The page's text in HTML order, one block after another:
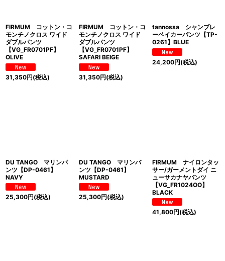
FIRMUM コットン・コ
モンチノクロス ワイド
ダブルパンツ
【VG_FR0701PF】
OLIVE
31,350円(税込)
FIRMUM コットン・コ
モンチノクロス ワイド
ダブルパンツ
【VG_FR0701PF】
SAFARI BEIGE
31,350円(税込)
tannossa シャンブレ
ーベイカーパンツ【TP-
0261】BLUE
24,200円(税込)
DU TANGO マリンパ
ンツ【DP-0461】
NAVY
25,300円(税込)
DU TANGO マリンパ
ンツ【DP-0461】
MUSTARD
25,300円(税込)
FIRMUM ナイロンタッ
サー/ガーメントダイ ニ
ューサカナヤパンツ
【VG_FR1024OO】
BLACK
41,800円(税込)